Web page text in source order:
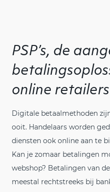
PSP’s, de
online retailers
Digitale betaalmethoden
ooit. Handelaars worden
diensten ook online aan te
Kan je zomaar betalingen
webshop? Betalingen van
meestal rechtstreeks bij